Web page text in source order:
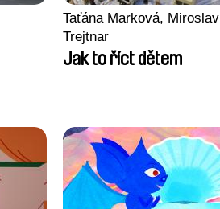
Taťána Marková, Miroslav
Trejtnar
Jak to říct dětem